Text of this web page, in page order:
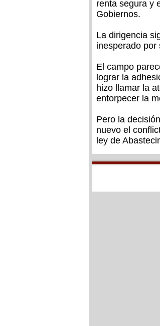
renta segura y
Gobiernos.
La dirigencia
inesperado por
El campo
lograr la
hizo llamar la
entorpecer la
Pero la
nuevo el
ley de